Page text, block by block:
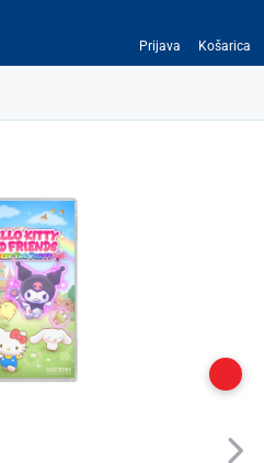
Prijava Košarica